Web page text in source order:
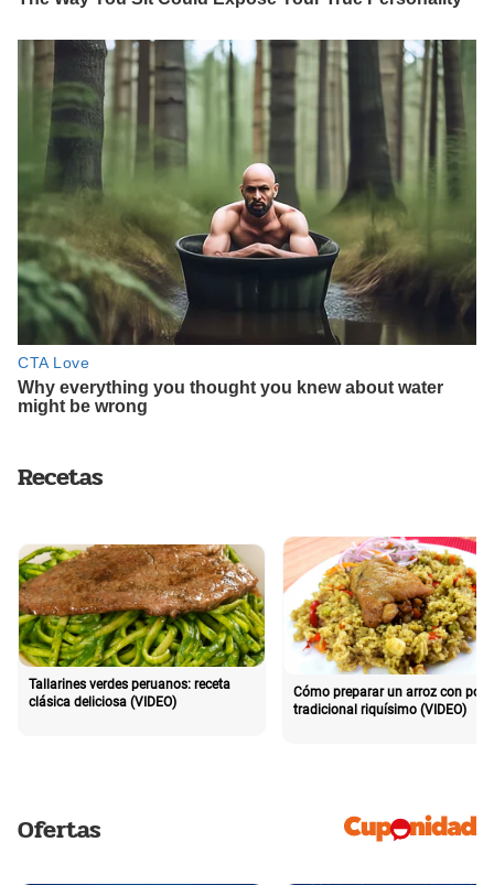
Recetas
Tallarines verdes peruanos: receta
clásica deliciosa (VIDEO)
Cómo preparar un arroz con pollo
tradicional riquísimo (VIDEO)
Ofertas